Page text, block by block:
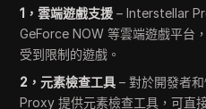
1，雲端遊戲支援 – Interstellar
GeForce NOW 等雲端遊戲平台
受到限制的遊戲。
2，元素檢查工具 – 對於開發者
Proxy 提供元素檢查工具，可直